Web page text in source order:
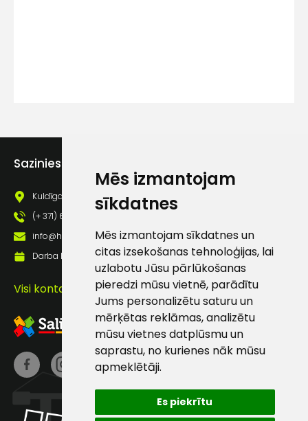
Mēs izmantojam
sīkdatnes
Mēs izmantojam sīkdatnes un
citas izsekošanas tehnoloģijas, lai
uzlabotu Jūsu pārlūkošanas
pieredzi mūsu vietnē, parādītu
Jums personalizētu saturu un
mērķētas reklāmas, analizētu
mūsu vietnes datplūsmu un
saprastu, no kurienes nāk mūsu
apmeklētāji.
Es piekrītu
Sazinies ar mums
Kuldīgas iela 69a, Saldus, Saldus nov., LV - 3801
(+ 371) 63 881 186
info@hards.lv
Darba laiks: Darbadienās: 8:00 - 17:00
Visi kontakti
Sūtīt ziņojumu
Klientu
atbalsts
Darbdienās:
8:00 – 17:00
(+371) 63 881
info@hards.lv